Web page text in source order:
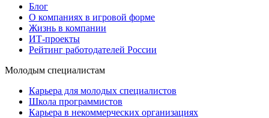
Блог
О компаниях в игровой форме
Жизнь в компании
ИТ-проекты
Рейтинг работодателей России
Молодым специалистам
Карьера для молодых специалистов
Школа программистов
Карьера в некоммерческих организациях